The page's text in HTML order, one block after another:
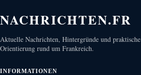
NACHRICHTEN.FR
Aktuelle Nachrichten, Hintergründe und praktische
Orientierung rund um Frankreich.
INFORMATIONEN